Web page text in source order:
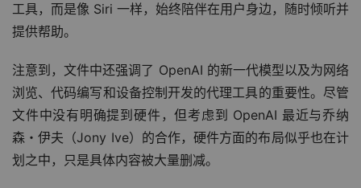
工具，而是像 Siri 一样，始终陪伴在用户身边，随时倾听并
提供帮助。
注意到，文件中还强调了 OpenAI 的新一代模型以及为网络
浏览、代码编写和设备控制开发的代理工具的重要性。尽管
文件中没有明确提到硬件，但考虑到 OpenAI 最近与乔纳
森・伊夫（Jony Ive）的合作，硬件方面的布局似乎也在计
划之中，只是具体内容被大量删减。